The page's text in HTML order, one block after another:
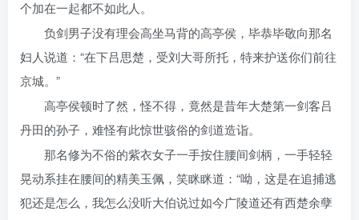
个加在一起都不如此人。
负剑男子没有理会高坐马背的高亭侯，毕恭毕敬向那名
妇人说道：“在下吕思楚，受刘大哥所托，特来护送你们前往
京城。”
高亭侯顿时了然，怪不得，竟然是昔年大楚第一剑客吕
丹田的孙子，难怪有此惊世骇俗的剑道造诣。
那名修为不俗的紫衣女子一手按住腰间剑柄，一手轻轻
晃动系挂在腰间的精美玉佩，笑眯眯道：“呦，这是在追捕逃
犯还是怎么，我怎么没听大伯说过如今广陵道还有西楚余孽